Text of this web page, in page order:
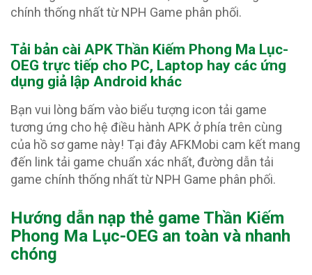
chính thống nhất từ NPH Game phân phối.
Tải bản cài APK Thần Kiếm Phong Ma Lục-
OEG trực tiếp cho PC, Laptop hay các ứng
dụng giả lập Android khác
Bạn vui lòng bấm vào biểu tượng icon tải game
tương ứng cho hệ điều hành APK ở phía trên cùng
của hồ sơ game này! Tại đây AFKMobi cam kết mang
đến link tải game chuẩn xác nhất, đường dẫn tải
game chính thống nhất từ NPH Game phân phối.
Hướng dẫn nạp thẻ game Thần Kiếm
Phong Ma Lục-OEG an toàn và nhanh
chóng